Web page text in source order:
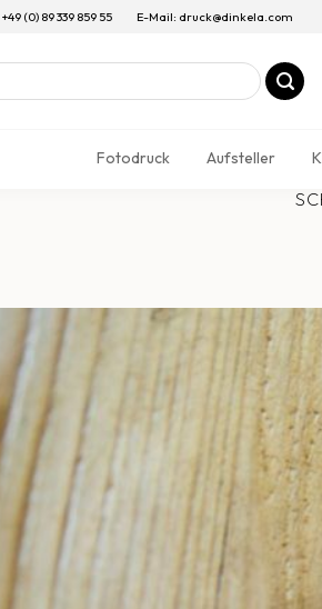
(0) 89 339 859 55 E-Mail: druck@dinkela.com
Fotodruck Aufsteller